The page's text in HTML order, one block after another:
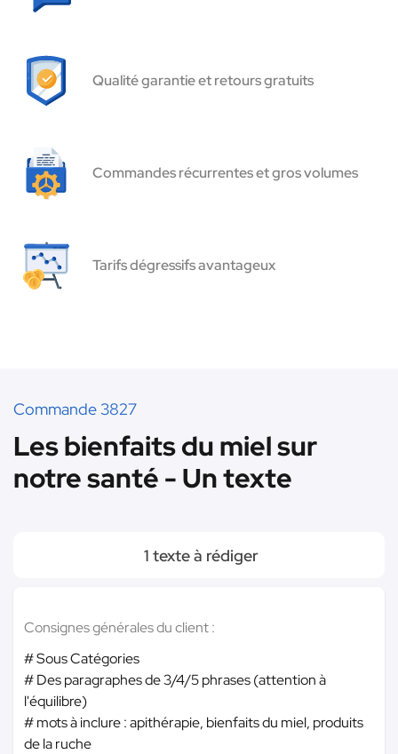
Qualité garantie et retours gratuits
Commandes récurrentes et gros volumes
Tarifs dégressifs avantageux
Commande 3827
Les bienfaits du miel sur
notre santé - Un texte
1 texte à rédiger
Consignes générales du client :
# Sous Catégories
# Des paragraphes de 3/4/5 phrases (attention à
l'équilibre)
# mots à inclure : apithérapie, bienfaits du miel, produits
de la ruche